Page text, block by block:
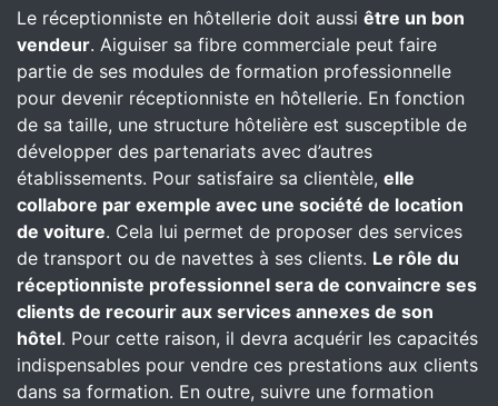
Le réceptionniste en hôtellerie doit aussi être un bon
vendeur. Aiguiser sa fibre commerciale peut faire
partie de ses modules de formation professionnelle
pour devenir réceptionniste en hôtellerie. En fonction
de sa taille, une structure hôtelière est susceptible de
développer des partenariats avec d’autres
établissements. Pour satisfaire sa clientèle, elle
collabore par exemple avec une société de location
de voiture. Cela lui permet de proposer des services
de transport ou de navettes à ses clients. Le rôle du
réceptionniste professionnel sera de convaincre ses
clients de recourir aux services annexes de son
hôtel. Pour cette raison, il devra acquérir les capacités
indispensables pour vendre ces prestations aux clients
dans sa formation. En outre, suivre une formation